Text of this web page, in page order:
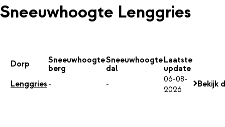
Sneeuwhoogte Lenggries
Dorp
Sneeuwhoogte
berg
Sneeuwhoogte
dal
Laatste
update
Lenggries - -
06-08-
2026
Bekijk